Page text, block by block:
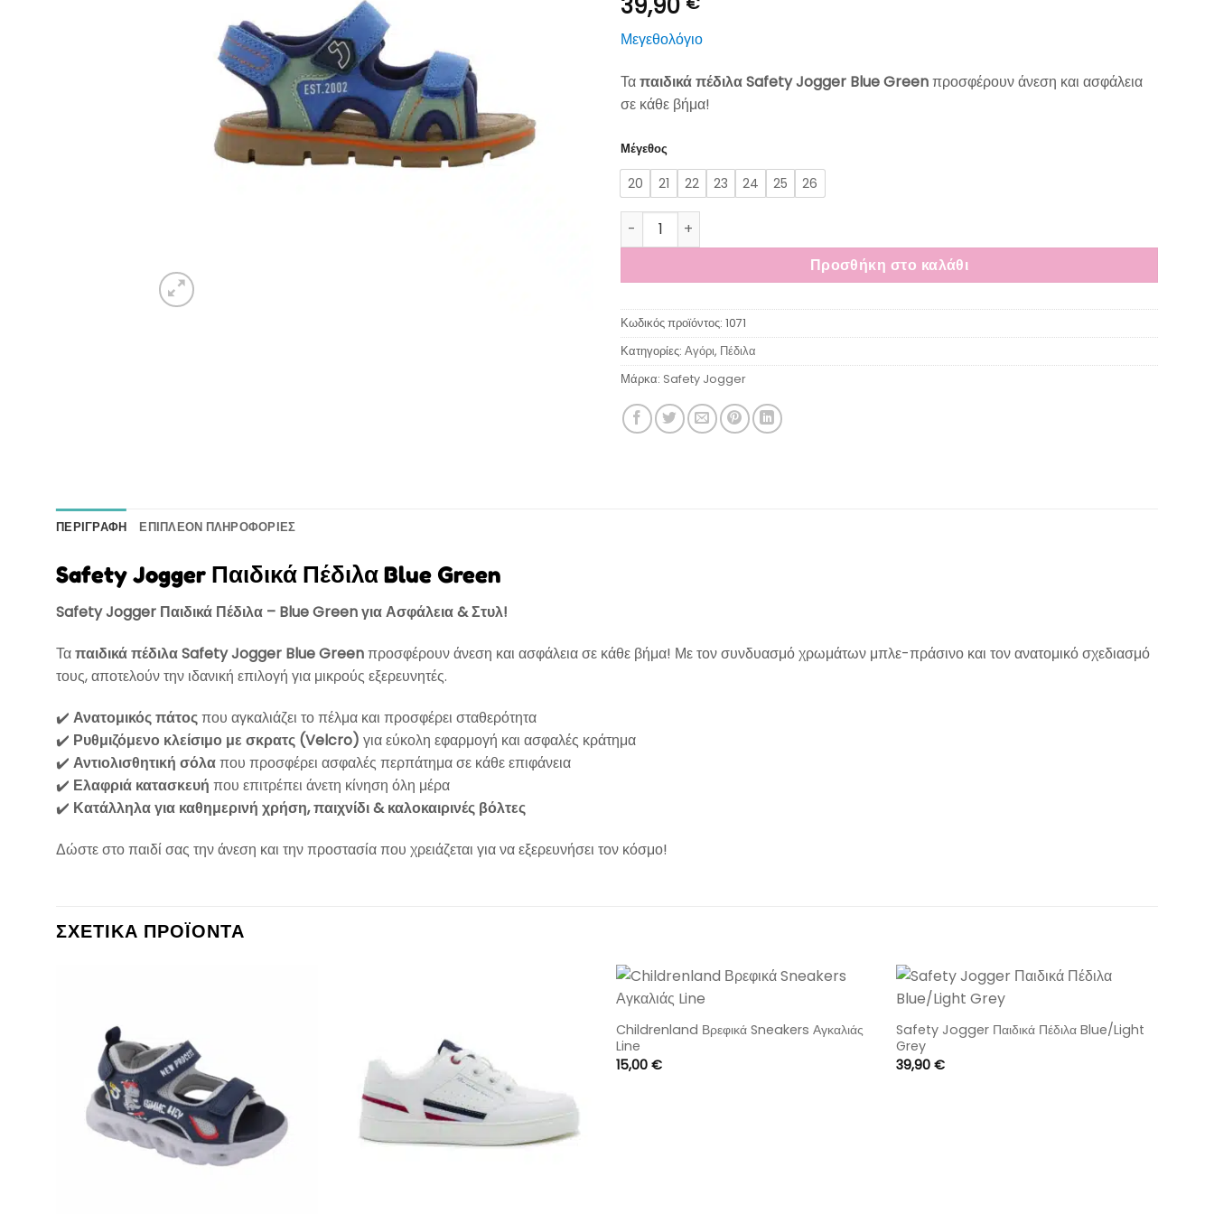
Μεγεθολόγιο
Ταπαιδικά πέδιλα Safety Jogger Blue Greenπροσφέρουν άνεση και ασφάλεια
σε κάθε βήμα!
Μέγεθος
20 21 22 23 24 25 26
Safety Jogger Παιδικά Πέδιλα Blue Green ποσότητα
Προσθήκη στο καλάθι
Κωδικός προϊόντος: 1071
Κατηγορίες: Αγόρι, Πέδιλα
Μάρκα: Safety Jogger
ΠΕΡΙΓΡΑΦΉ ΕΠΙΠΛΈΟΝ ΠΛΗΡΟΦΟΡΊΕΣ
Safety Jogger Παιδικά Πέδιλα Blue Green
Safety Jogger Παιδικά Πέδιλα – Blue Green για Ασφάλεια & Στυλ!
Ταπαιδικά πέδιλα Safety Jogger Blue Greenπροσφέρουν άνεση και ασφάλεια σε κάθε βήμα! Με τον συνδυασμό χρωμάτων μπλε-πράσινο και τον ανατομικό σχεδιασμό
τους, αποτελούν την ιδανική επιλογή για μικρούς εξερευνητές.
✔️ Ανατομικός πάτοςπου αγκαλιάζει το πέλμα και προσφέρει σταθερότητα
✔️ Ρυθμιζόμενο κλείσιμο με σκρατς (Velcro) για εύκολη εφαρμογή και ασφαλές κράτημα
✔️ Αντιολισθητική σόλαπου προσφέρει ασφαλές περπάτημα σε κάθε επιφάνεια
✔️ Ελαφριά κατασκευή που επιτρέπει άνετη κίνηση όλη μέρα
✔️ Κατάλληλα για καθημερινή χρήση, παιχνίδι & καλοκαιρινές βόλτες
Δώστε στο παιδί σας την άνεση και την προστασία που χρειάζεται για να εξερευνήσει τον κόσμο!
ΣΧΕΤΙΚΆ ΠΡΟΪΌΝΤΑ
Childrenland Βρεφικά Sneakers Αγκαλιάς
Line
15,00 €
Safety Jogger Παιδικά Πέδιλα Blue/Light
Grey
39,90 €